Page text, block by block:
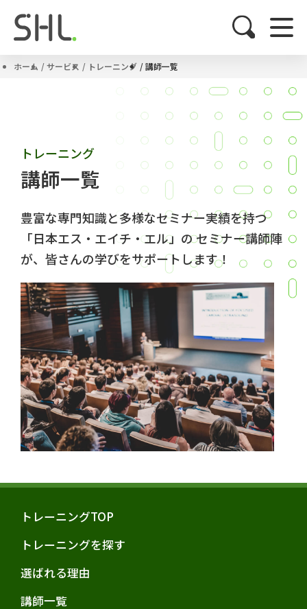
ホーム サービス トレーニング 講師一覧
トレーニング
講師一覧
豊富な専門知識と多様なセミナー実績を持つ
「日本エス・エイチ・エル」のセミナー講師陣
が、皆さんの学びをサポートします！
トレーニングTOP
トレーニングを探す
選ばれる理由
講師一覧